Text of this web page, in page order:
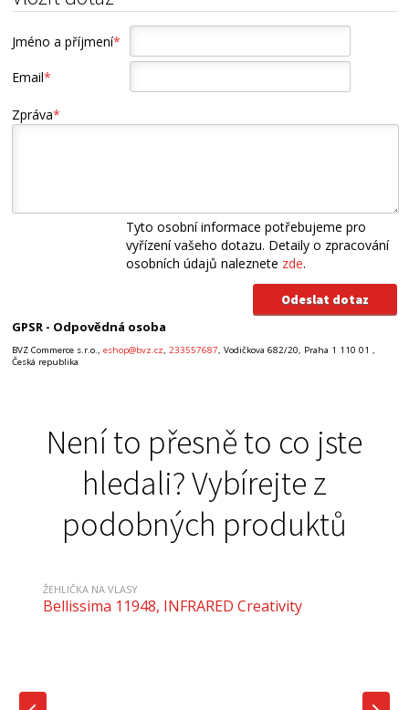
Jméno a příjmení*
Email*
Zpráva*
Tyto osobní informace potřebujeme pro
vyřízení vašeho dotazu. Detaily o zpracování
osobních údajů naleznete zde.
GPSR - Odpovědná osoba
BVZ Commerce s.r.o.,eshop@bvz.cz, 233557687, Vodičkova 682/20, Praha 1 110 01 ,
Česká republika
Není to přesně to co jste
hledali? Vybírejte z
podobných produktů
ŽEHLIČKA NA VLASY
Bellissima 11948, INFRARED Creativity